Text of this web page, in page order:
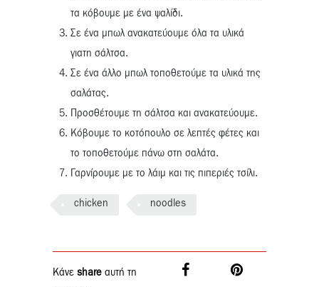
τα κόβουμε με ένα ψαλίδι.
Σε ένα μπωλ ανακατεύουμε όλα τα υλικά
γιατη σάλτσα.
Σε ένα άλλο μπωλ τοποθετούμε τα υλικά της
σαλάτας.
Προσθέτουμε τη σάλτσα και ανακατεύουμε.
Κόβουμε το κοτόπουλο σε λεπτές φέτες και
το τοποθετούμε πάνω στη σαλάτα.
Γαρνίρουμε με το λάιμ και τις πιπεριές τσίλι.
chicken noodles
Κάνε share αυτή τη